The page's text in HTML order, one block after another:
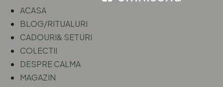
ACASA
BLOG/RITUALURI
CADOURI& SETURI
COLECTII
DESPRE CALMA
MAGAZIN